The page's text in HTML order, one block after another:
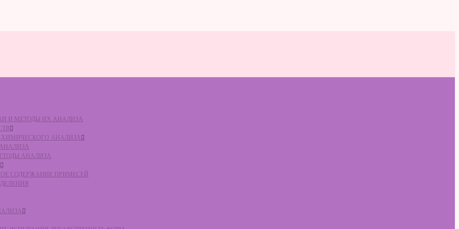
И МЕТОДЫ ИХ АНАЛИЗА
ХИМИЧЕСКОГО АНАЛИЗА
АНАЛИЗА
АНАЛИЗА
СОДЕРЖАНИЕ ПРИМЕСЕЙ